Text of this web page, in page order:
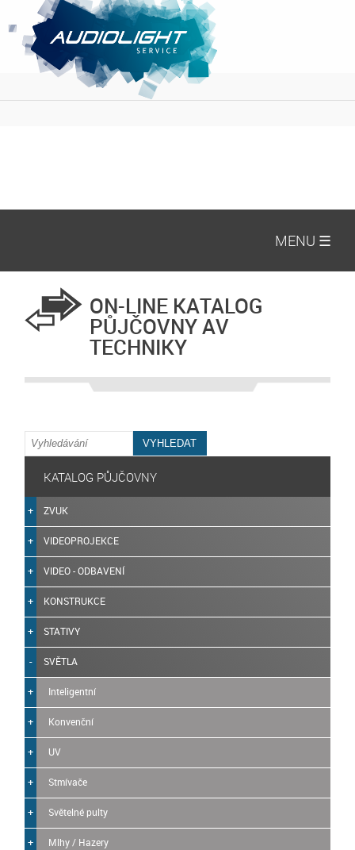
MENU ☰
ON-LINE KATALOG
PŮJČOVNY AV
TECHNIKY
KATALOG PŮJČOVNY
ZVUK
VIDEOPROJEKCE
VIDEO - ODBAVENÍ
KONSTRUKCE
STATIVY
SVĚTLA
Inteligentní
Konvenční
UV
Stmívače
Světelné pulty
Mlhy / Hazery